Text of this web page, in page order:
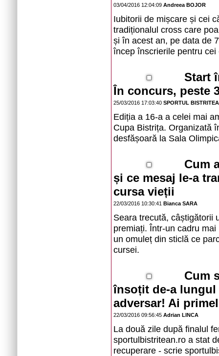
03/04/2016 12:04:09 Andreea BOJOR
Iubitorii de mișcare și cei
tradiționalul cross care
și în acest an, pe data de
încep înscrierile pentru
Start
În concurs, peste
25/03/2016 17:03:40 SPORTUL
Ediția a 16-a a celei mai
Cupa Bistrița. Organizată
desfășoară la Sala
Cum
și ce mesaj le-a
cursa vieții
22/03/2016 10:30:41 Bianca SARA
Seara trecută, câștigătorii
premiați. Într-un cadru
un omuleț din sticlă ce
cursei.
Cum
însoțit de-a
adversar! Ai
22/03/2016 09:56:45 Adrian LINCA
La două zile după finalul
sportulbistritean.ro a stat
recuperare - scrie